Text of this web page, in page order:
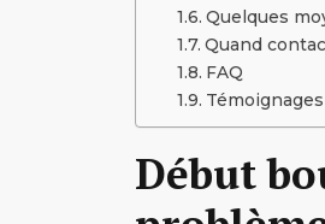
Quelques
Quand
FAQ
Début